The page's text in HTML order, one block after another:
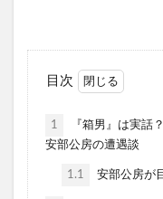
目次
1
『箱男』は実話
安部公房の遭遇談
1.1 安部公房が